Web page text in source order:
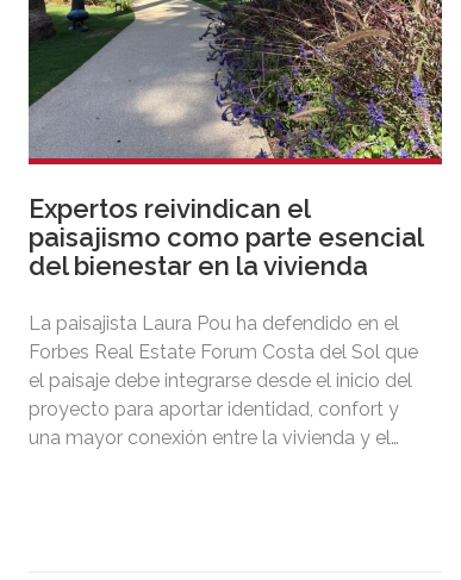
Expertos reivindican el
paisajismo como parte esencial
del bienestar en la vivienda
La paisajista Laura Pou ha defendido en el
Forbes Real Estate Forum Costa del Sol que
el paisaje debe integrarse desde el inicio del
proyecto para aportar identidad, confort y
una mayor conexión entre la vivienda y el